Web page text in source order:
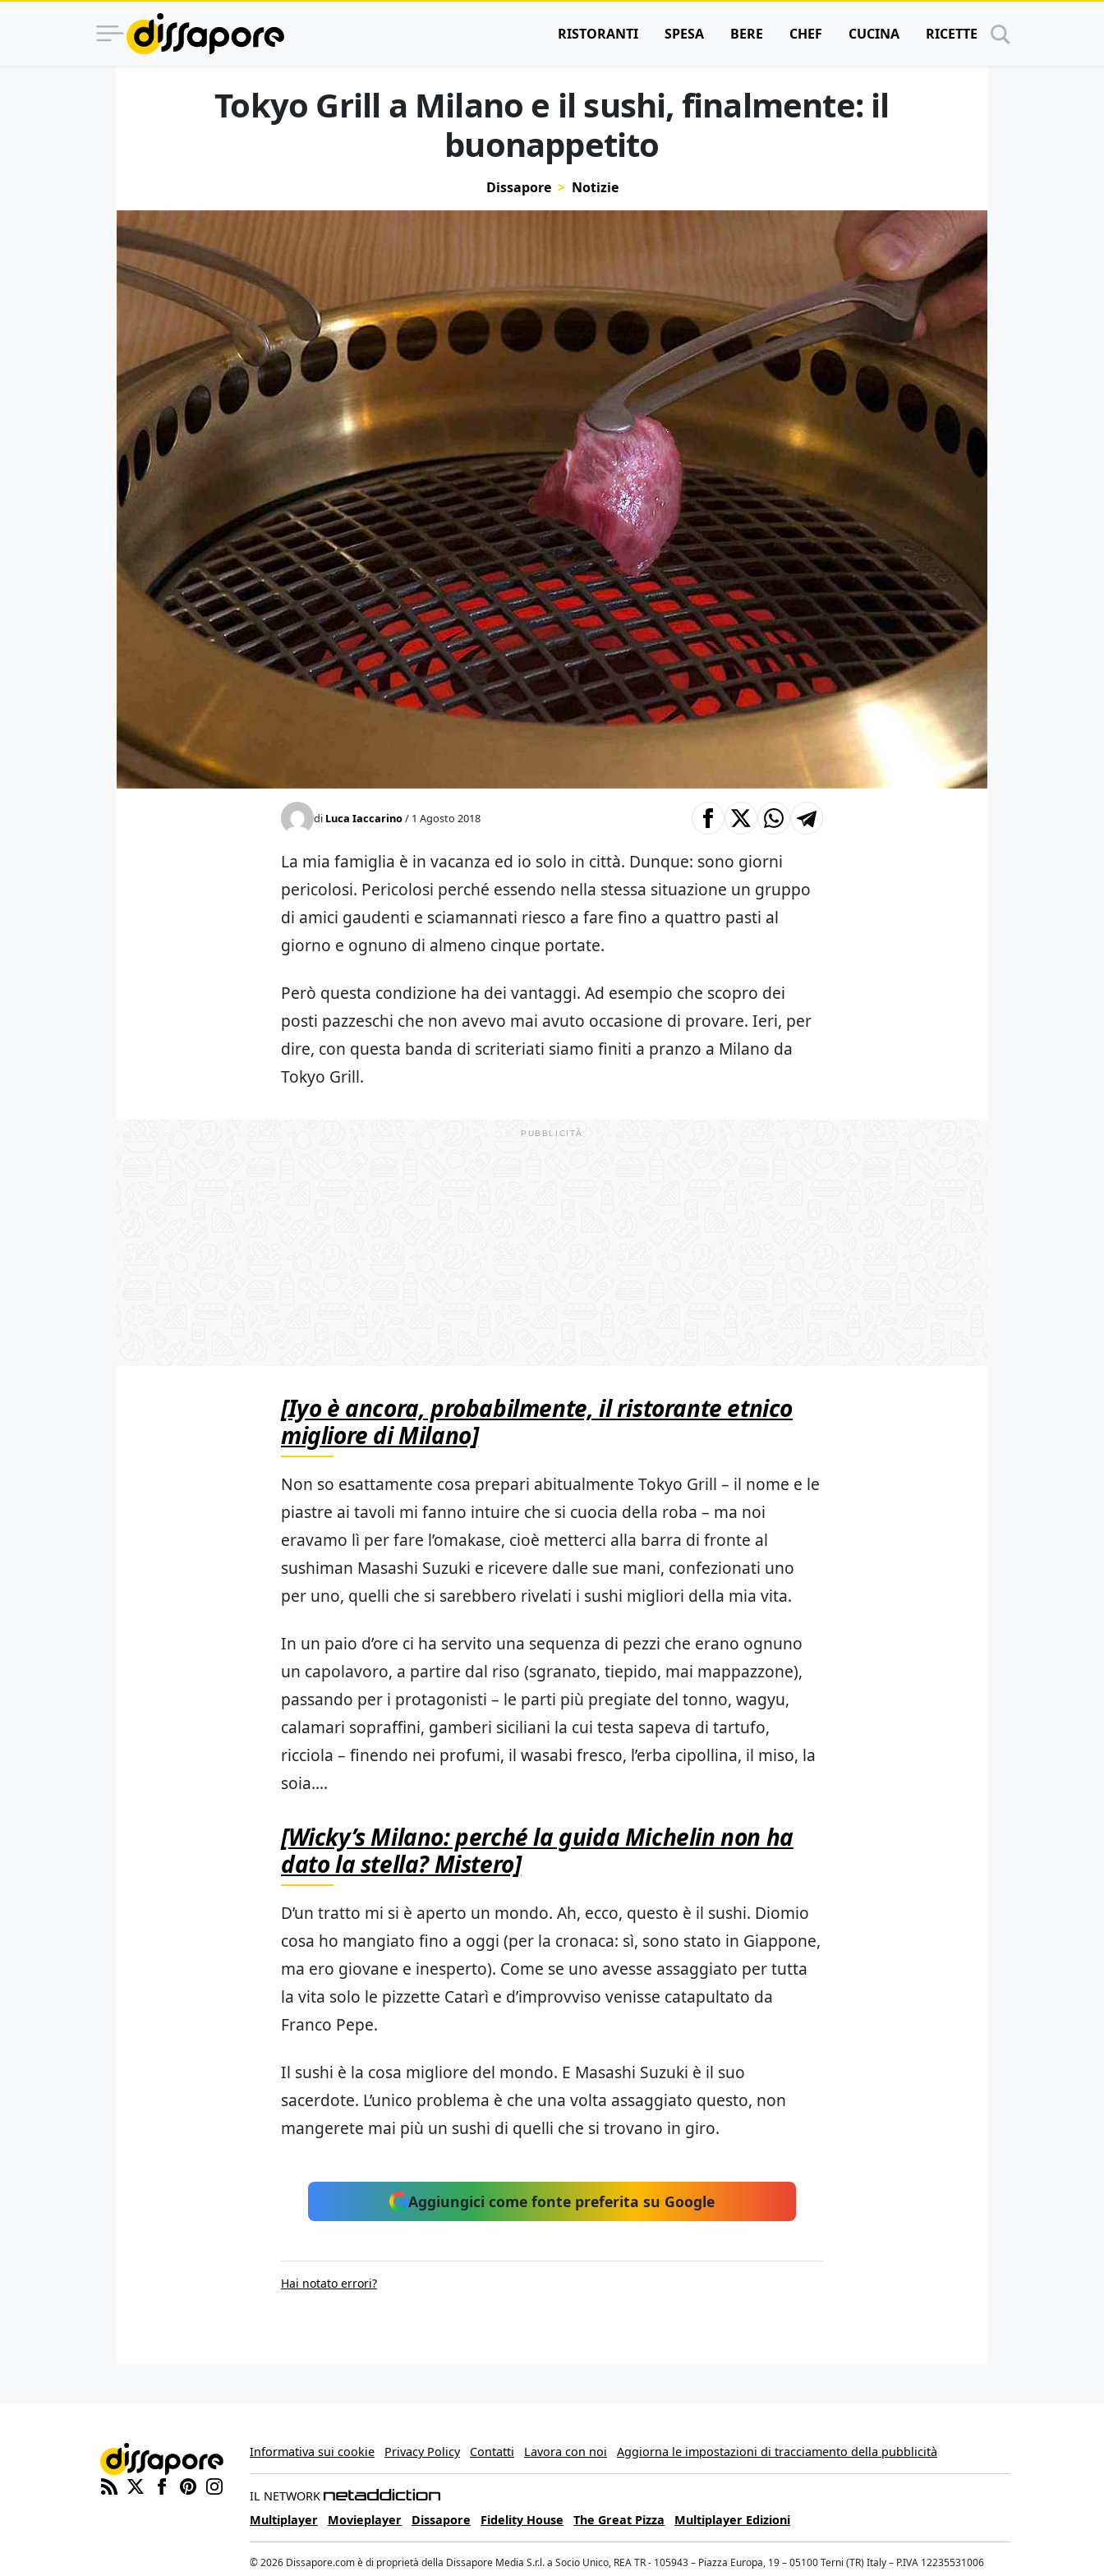
RISTORANTI SPESA BERE CHEF CUCINA RICETTE
Tokyo Grill a Milano e il sushi, finalmente: il
buonappetito
Dissapore Notizie
di Luca Iaccarino/ 1 Agosto 2018
La mia famiglia è in vacanza ed io solo in città. Dunque: sono giorni
pericolosi. Pericolosi perché essendo nella stessa situazione un gruppo
di amici gaudenti e sciamannati riesco a fare fino a quattro pasti al
giorno e ognuno di almeno cinque portate.
Però questa condizione ha dei vantaggi. Ad esempio che scopro dei
posti pazzeschi che non avevo mai avuto occasione di provare. Ieri, per
dire, con questa banda di scriteriati siamo finiti a pranzo a Milano da
Tokyo Grill.
[Iyo è ancora, probabilmente, il ristorante etnico
migliore di Milano]
Non so esattamente cosa prepari abitualmente Tokyo Grill – il nome e le
piastre ai tavoli mi fanno intuire che si cuocia della roba – ma noi
eravamo lì per fare l’omakase, cioè metterci alla barra di fronte al
sushiman Masashi Suzuki e ricevere dalle sue mani, confezionati uno
per uno, quelli che si sarebbero rivelati i sushi migliori della mia vita.
In un paio d’ore ci ha servito una sequenza di pezzi che erano ognuno
un capolavoro, a partire dal riso (sgranato, tiepido, mai mappazzone),
passando per i protagonisti – le parti più pregiate del tonno, wagyu,
calamari sopraffini, gamberi siciliani la cui testa sapeva di tartufo,
ricciola – finendo nei profumi, il wasabi fresco, l’erba cipollina, il miso, la
soia….
[Wicky’s Milano: perché la guida Michelin non ha
dato la stella? Mistero]
D’un tratto mi si è aperto un mondo. Ah, ecco, questo è il sushi. Diomio
cosa ho mangiato fino a oggi (per la cronaca: sì, sono stato in Giappone,
ma ero giovane e inesperto). Come se uno avesse assaggiato per tutta
la vita solo le pizzette Catarì e d’improvviso venisse catapultato da
Franco Pepe.
Il sushi è la cosa migliore del mondo. E Masashi Suzuki è il suo
sacerdote. L’unico problema è che una volta assaggiato questo, non
mangerete mai più un sushi di quelli che si trovano in giro.
Aggiungici come fonte preferita su Google
Hai notato errori?
Informativa sui cookie Privacy Policy Contatti Lavora con noi Aggiorna le impostazioni di tracciamento della pubblicità
IL NETWORK
Multiplayer
Movieplayer Dissapore Fidelity House The Great Pizza Multiplayer Edizioni
© 2026 Dissapore.com è di proprietà della Dissapore Media S.r.l. a Socio Unico, REA TR - 105943 – Piazza Europa, 19 – 05100 Terni (TR) Italy – P.IVA 12235531006